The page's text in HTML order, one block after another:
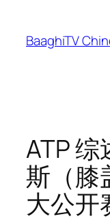
content
BaaghiTV
ATP 综
斯（膝
大公开